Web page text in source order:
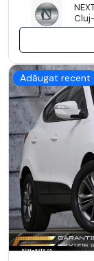
Adăugat recent